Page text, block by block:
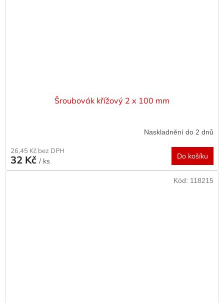
Šroubovák křížový 2 x 100 mm
Naskladnění do 2 dnů
26,45 Kč bez DPH
32 Kč / ks
Do košíku
Kód: 118215